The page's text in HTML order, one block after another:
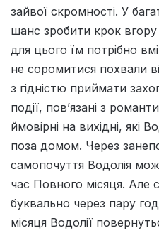
зайвої скромності. У
шанс зробити крок
для цього їм потрібно
не соромитися похвали
з гідністю приймати
події, пов’язані з
ймовірні на вихідні, які
поза домом. Через
самопочуття Водолія
час Повного місяця. Але
буквально через пару
місяця Водолії